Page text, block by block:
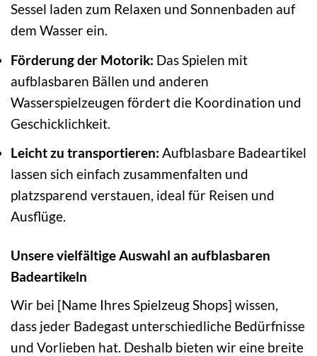
Sessel laden zum Relaxen und Sonnenbaden auf
dem Wasser ein.
Förderung der Motorik: Das Spielen mit
aufblasbaren Bällen und anderen
Wasserspielzeugen fördert die Koordination und
Geschicklichkeit.
Leicht zu transportieren: Aufblasbare Badeartikel
lassen sich einfach zusammenfalten und
platzsparend verstauen, ideal für Reisen und
Ausflüge.
Unsere vielfältige Auswahl an aufblasbaren
Badeartikeln
Wir bei [Name Ihres Spielzeug Shops] wissen,
dass jeder Badegast unterschiedliche Bedürfnisse
und Vorlieben hat. Deshalb bieten wir eine breite